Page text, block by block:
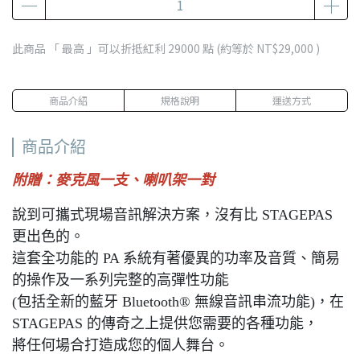
此商品 「 最高 」可以折抵紅利 29000 點 (約等於 NT$29,000 )
商品介紹 規格說明 運送方式
商品介紹
附贈：麥克風一支、喇叭架一對
說到可攜式現場音訊解決方案，沒有比 STAGEPAS
更出色的。
這套全功能的 PA 系統有著優異的功率及音質、簡易
的操作及一系列完整的高彈性功能
(包括全新的藍牙 Bluetooth® 無線音訊串流功能)，在
STAGEPAS 的傳奇之上提供您需要的各種功能，
將任何場合打造成您的個人舞台。